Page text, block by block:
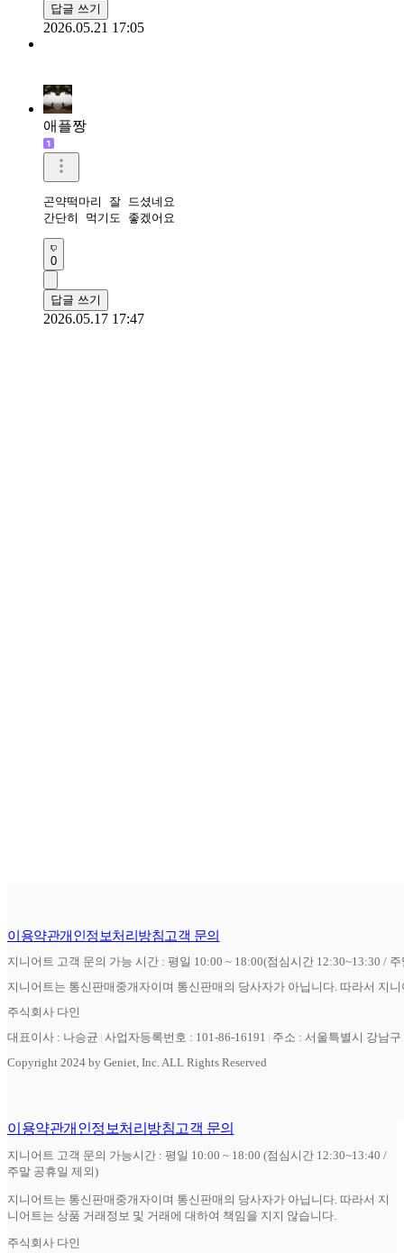
답글 쓰기
2026.05.21 17:05
애플짱
곤약떡마리 잘 드셨네요
간단히 먹기도 좋겠어요
0
답글 쓰기
2026.05.17 17:47
이용약관개인정보처리방침고객 문의
지니어트 고객 문의 가능 시간 : 평일 10:00 ~ 18:00(점심시간 12:30~13:30 /
지니어트는 통신판매중개자이며 통신판매의 당사자가 아닙니다. 따라서 지
주식회사 다인
대표이사 : 나승균 사업자등록번호 : 101-86-16191
주소 : 서울특별시 강남
Copyright 2024 by Geniet, Inc. ALL Rights Reserved
이용약관개인정보처리방침고객 문의
지니어트 고객 문의 가능시간 : 평일 10:00 ~ 18:00 (점심시간 12:30~13:40 /
주말 공휴일 제외)
지니어트는 통신판매중개자이며 통신판매의 당사자가 아닙니다. 따라서 지
니어트는 상품 거래정보 및 거래에 대하여 책임을 지지 않습니다.
주식회사 다인